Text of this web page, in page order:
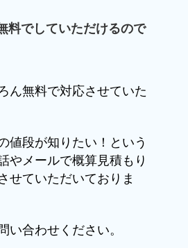
料でしていただけるので
ん無料で対応させていた
値段が知りたい！という
やメールで概算見積もり
せていただいておりま
い合わせください。